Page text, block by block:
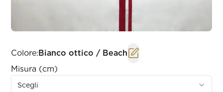
Colore:Bianco ottico / Beach
Misura (cm)
Scegli